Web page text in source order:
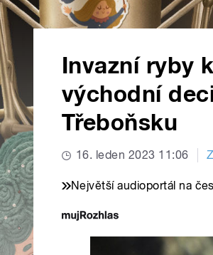
Invazní ryby
východní
Třeboňsku
16. leden 2023 11:06
Největší audioportál na